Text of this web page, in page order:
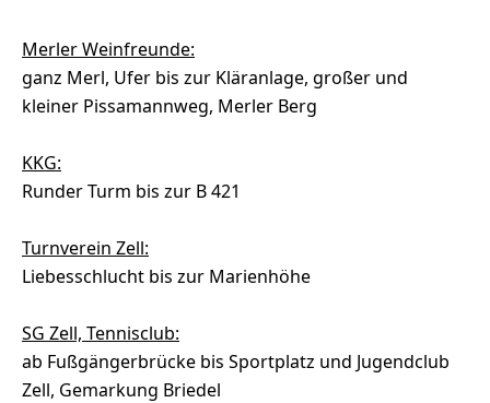
Merler Weinfreunde:
ganz Merl, Ufer bis zur Kläranlage, großer und
kleiner Pissamannweg, Merler Berg
KKG:
Runder Turm bis zur B 421
Turnverein Zell:
Liebesschlucht bis zur Marienhöhe
SG Zell, Tennisclub:
ab Fußgängerbrücke bis Sportplatz und Jugendclub
Zell, Gemarkung Briedel